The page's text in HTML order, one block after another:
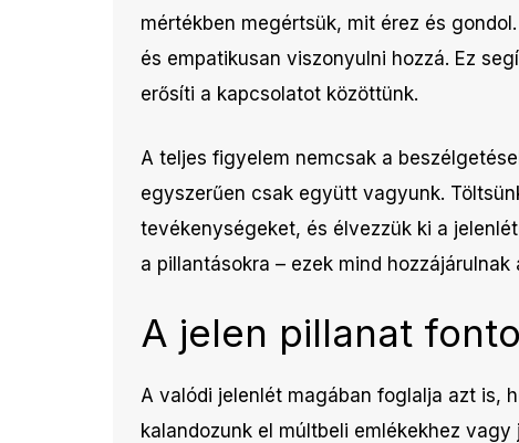
mértékben megértsük, mit érez és
és empatikusan viszonyulni hozzá. Ez
erősíti a kapcsolatot közöttünk.
A teljes figyelem nemcsak a
egyszerűen csak együtt vagyunk.
tevékenységeket, és élvezzük ki a
a pillantásokra – ezek mind
A jelen pillanat
A valódi jelenlét magában foglalja azt is,
kalandozunk el múltbeli emlékekhez